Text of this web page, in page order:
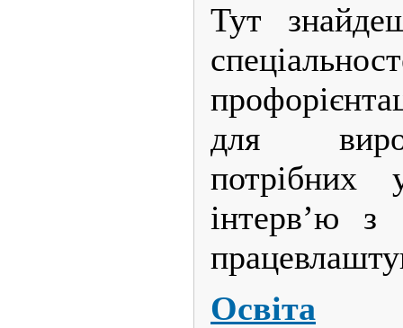
Тут
для
потрібних
інтерв’ю з
Освіта